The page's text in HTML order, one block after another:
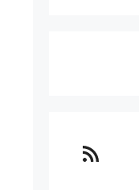
Lo blog